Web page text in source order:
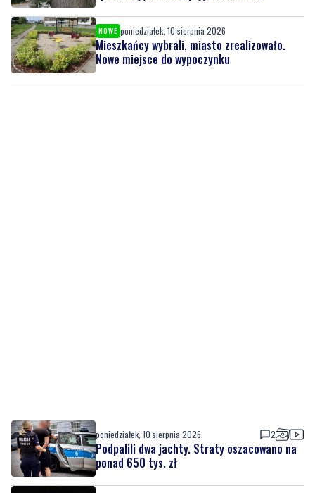
NOWE poniedziałek, 10 sierpnia 2026
Mieszkańcy wybrali, miasto zrealizowało.
Nowe miejsce do wypoczynku
poniedziałek, 10 sierpnia 2026 2
Podpalili dwa jachty. Straty oszacowano na
ponad 650 tys. zł